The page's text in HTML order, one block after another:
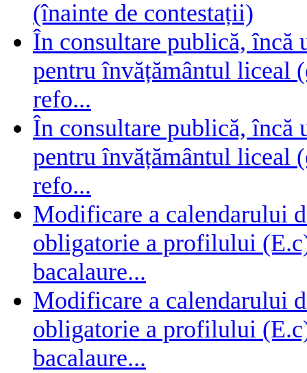
(înainte de contestații)
În consultare publică, încă
pentru învățământul liceal
refo...
În consultare publică, încă
pentru învățământul liceal
refo...
Modificare a calendarului
obligatorie a profilului
bacalaure...
Modificare a calendarului
obligatorie a profilului
bacalaure...